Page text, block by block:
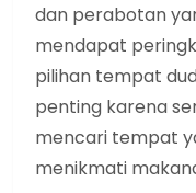
dan perabotan
mendapat
pilihan tempat
penting karena
mencari tempat
menikmati